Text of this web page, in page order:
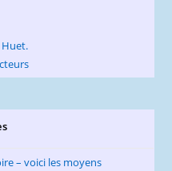
Huet.
– voici les moyens